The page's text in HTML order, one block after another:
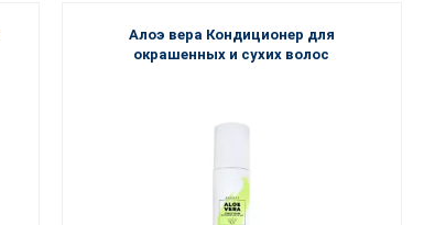
Алоэ вера Кондиционер для
окрашенных и сухих волос